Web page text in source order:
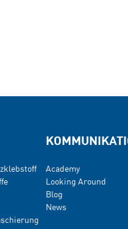
Academy
Looking Around
Blog
News